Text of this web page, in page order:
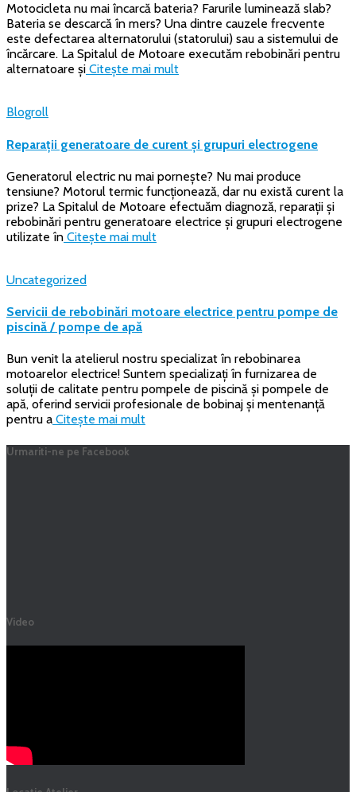
Motocicleta nu mai încarcă bateria? Farurile luminează slab?
Bateria se descarcă în mers? Una dintre cauzele frecvente
este defectarea alternatorului (statorului) sau a sistemului de
încărcare. La Spitalul de Motoare executăm rebobinări pentru
alternatoare și Citește mai mult
Blogroll
Reparații generatoare de curent și grupuri electrogene
Generatorul electric nu mai pornește? Nu mai produce
tensiune? Motorul termic funcționează, dar nu există curent la
prize? La Spitalul de Motoare efectuăm diagnoză, reparații și
rebobinări pentru generatoare electrice și grupuri electrogene
utilizate în Citește mai mult
Uncategorized
Servicii de rebobinări motoare electrice pentru pompe de
piscină / pompe de apă
Bun venit la atelierul nostru specializat în rebobinarea
motoarelor electrice! Suntem specializați în furnizarea de
soluții de calitate pentru pompele de piscină și pompele de
apă, oferind servicii profesionale de bobinaj și mentenanță
pentru a Citește mai mult
Urmariti-ne pe Facebook
Video